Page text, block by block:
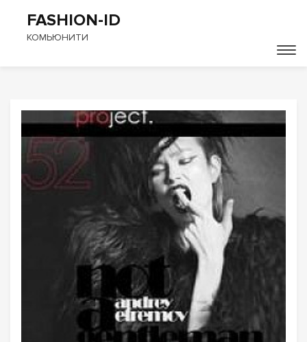
FASHION-ID
КОМЬЮНИТИ